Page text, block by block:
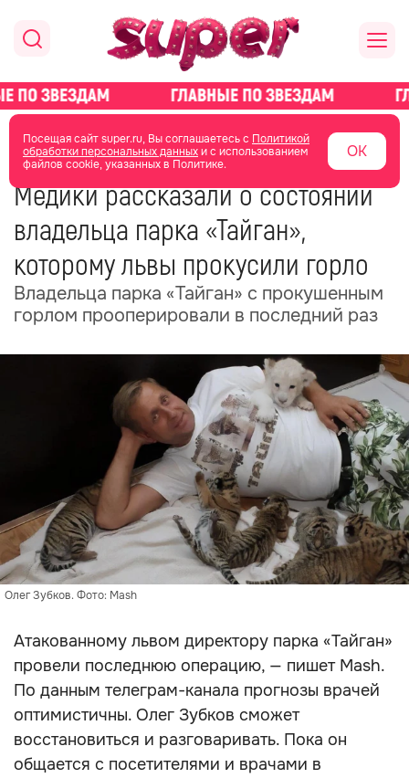
Посещая сайт super.ru, Вы соглашаетесь с Политикой
обработки персональных данныхи с использованием
файлов cookie, указанных в Политике.
ОК
главная общество
25 июня 2025 17:52
Медики рассказали о состоянии
владельца парка «Тайган»,
которому львы прокусили горло
Владельца парка «Тайган» с прокушенным
горлом прооперировали в последний раз
Олег Зубков. Фото: Mash
Атакованному львом директору парка «Тайган»
провели последнюю операцию, — пишет Mash.
По данным телеграм-канала прогнозы врачей
оптимистичны. Олег Зубков сможет
восстановиться и разговаривать. Пока он
общается с посетителями и врачами в